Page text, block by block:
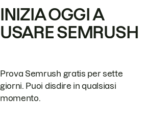
INIZIA OGGI A
USARE SEMRUSH
Prova Semrush gratis per sette
giorni. Puoi disdire in qualsiasi
momento.